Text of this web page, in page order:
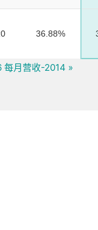
36.88%
每月营收-2014 »